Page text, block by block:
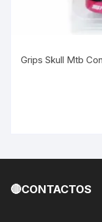
Grips Skull Mtb
🔴CONTACTOS